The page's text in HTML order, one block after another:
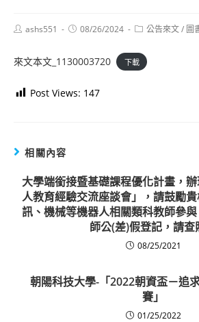
Postashs551
Post08/26/2024
Post公告來文/ 圖
來文本文_1130003720 下載
Post Views: 147
相關內容
大學端銜接暨基礎課程優化計畫，
人教育經驗交流座談會」，請鼓勵
訊、機械等機器人相關類科教師參
師公(差)假登記，請查
08/25/2021
朝陽科技大學-「2022朝資盃－追
賽」
01/25/2022